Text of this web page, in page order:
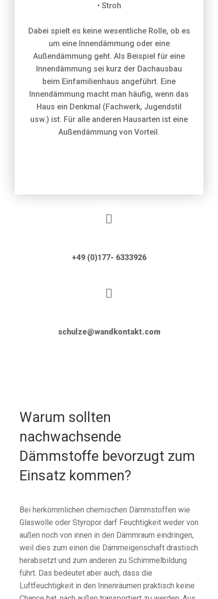
• Stroh
Dabei spielt es keine wesentliche Rolle, ob es
um eine Innendämmung oder eine
Außendämmung geht. Als Beispiel für eine
Innendämmung sei kurz der Dachausbau
beim Einfamilienhaus angeführt. Eine
Innendämmung macht man häufig, wenn das
Haus ein Denkmal (Fachwerk, Jugendstil
usw.) ist. Für alle anderen Hausarten ist eine
Außendämmung von Vorteil.
+49 (0)177- 6333926
schulze@wandkontakt.com
Warum sollten
nachwachsende
Dämmstoffe bevorzugt zum
Einsatz kommen?
Bei herkömmlichen chemischen Dämmstoffen wie
Glaswolle oder Styropor darf Feuchtigkeit weder von
außen noch von innen in den Dämmraum eindringen,
weil dies zum einen die Dämmeigenschaft drastisch
herabsetzt und zum anderen zu Schimmelbildung
führt. Das bedeutet aber auch, dass die
Luftfeuchtigkeit in den Innenräumen praktisch keine